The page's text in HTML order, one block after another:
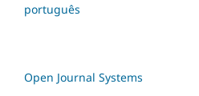
português
Open Journal Systems